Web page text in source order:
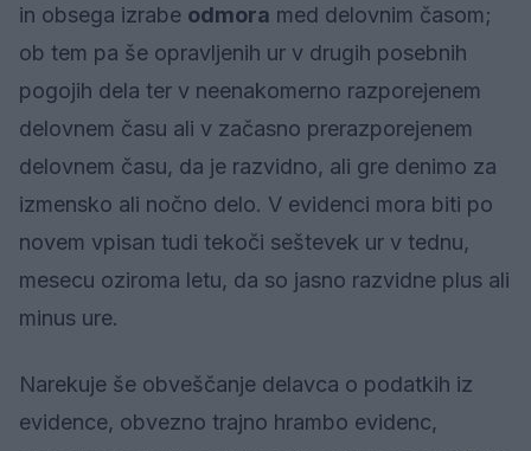
in obsega izrabe odmora med delovnim časom;
ob tem pa še opravljenih ur v drugih posebnih
pogojih dela ter v neenakomerno razporejenem
delovnem času ali v začasno prerazporejenem
delovnem času, da je razvidno, ali gre denimo za
izmensko ali nočno delo. V evidenci mora biti po
novem vpisan tudi tekoči seštevek ur v tednu,
mesecu oziroma letu, da so jasno razvidne plus ali
minus ure.
Narekuje še obveščanje delavca o podatkih iz
evidence, obvezno trajno hrambo evidenc,